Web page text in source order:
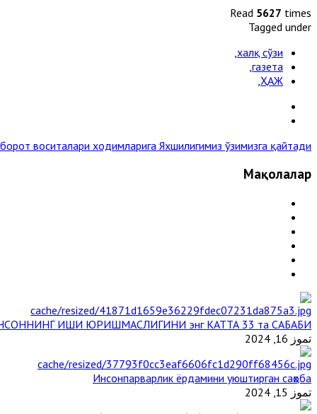
Read 5627 times
Tagged under
халқ сўзи
газета
ҲАЖ
воситалари ходимларига Яхшилигимиз ўзимизга қайтади »
Мақолалар
ИШИ ЮРИШМАСЛИГИНИ энг КАТТА 33 та САБАБИ
تموز 16, 2024
Инсонпарварлик ёрдамини уюштирган саҳоба
تموز 15, 2024